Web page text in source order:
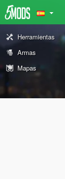
Herramientas
Armas
Mapas